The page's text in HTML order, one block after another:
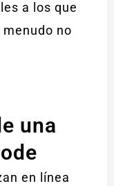
a los que
no
una
en línea